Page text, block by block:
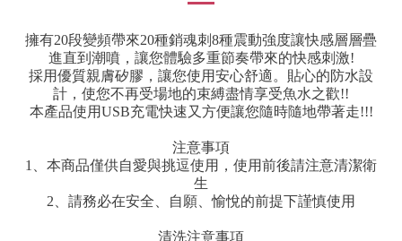
擁有20段變頻帶來20種銷魂刺8種震動強度讓快感層層疊
進直到潮噴，讓您體驗多重節奏帶來的快感刺激!
採用優質親膚矽膠，讓您使用安心舒適。貼心的防水設
計，使您不再受場地的束縛盡情享受魚水之歡!!
本產品使用USB充電快速又方便讓您隨時隨地帶著走!!!
注意事項
1、本商品僅供自愛與挑逗使用，使用前後請注意清潔衛
生
2、請務必在安全、自願、愉悅的前提下謹慎使用
清洗注意事項